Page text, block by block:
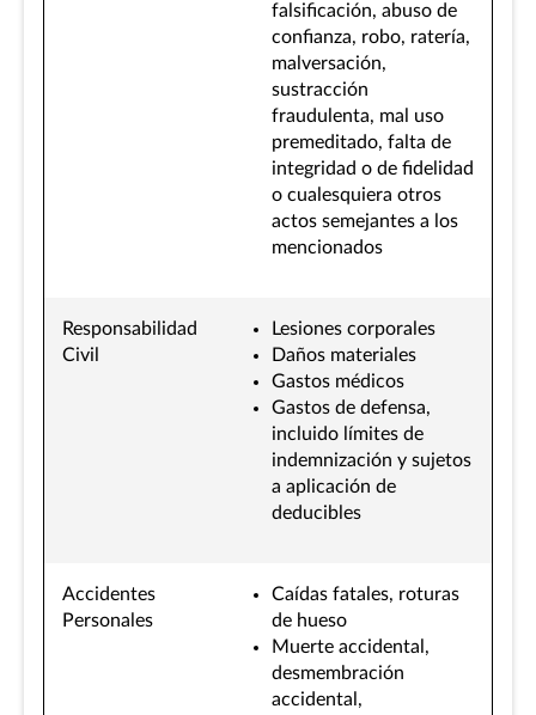
falsificación, abuso de
confianza, robo, ratería,
malversación,
sustracción
fraudulenta, mal uso
premeditado, falta de
integridad o de fidelidad
o cualesquiera otros
actos semejantes a los
mencionados
Responsabilidad
Civil
Lesiones corporales
Daños materiales
Gastos médicos
Gastos de defensa,
incluido límites de
indemnización y sujetos
a aplicación de
deducibles
Accidentes
Personales
Caídas fatales, roturas
de hueso
Muerte accidental,
desmembración
accidental,